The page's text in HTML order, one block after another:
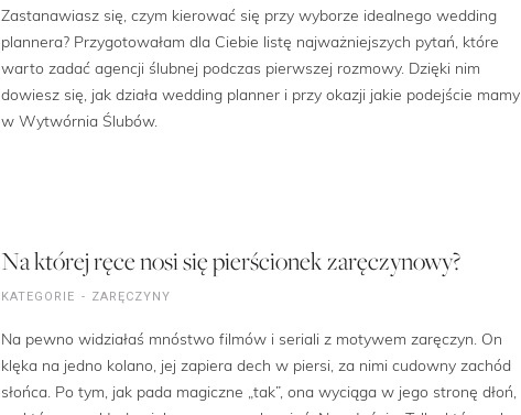
Zastanawiasz się, czym kierować się przy wyborze idealnego wedding
plannera? Przygotowałam dla Ciebie listę najważniejszych pytań, które
warto zadać agencji ślubnej podczas pierwszej rozmowy. Dzięki nim
dowiesz się, jak działa wedding planner i przy okazji jakie podejście mamy
w Wytwórnia Ślubów.
Na której ręce nosi się pierścionek zaręczynowy?
KATEGORIE ZARĘCZYNY
Na pewno widziałaś mnóstwo filmów i seriali z motywem zaręczyn. On
klęka na jedno kolano, jej zapiera dech w piersi, za nimi cudowny zachód
słońca. Po tym, jak pada magiczne „tak”, ona wyciąga w jego stronę dłoń,